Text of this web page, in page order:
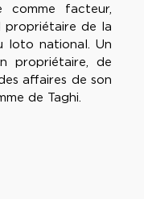
comme facteur,
propriétaire de la
loto national. Un
propriétaire, de
affaires de son
de Taghi.